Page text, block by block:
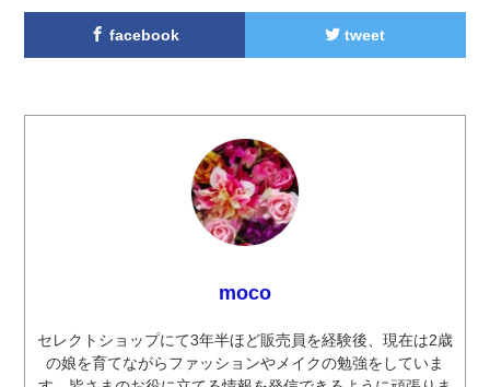
facebook tweet
moco
セレクトショップにて3年半ほど販売員を経験後、現在は2歳
の娘を育てながらファッションやメイクの勉強をしていま